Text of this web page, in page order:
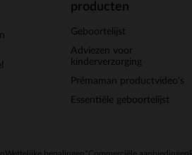
producten
Geboortelijst
Adviezen voor
kinderverzorging
Prémaman productvideo's
Essentiële geboortelijst